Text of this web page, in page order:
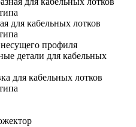
для кабельных лотков
профиля
детали для кабельных
для кабельных лотков